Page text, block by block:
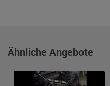
Ähnliche Angebote